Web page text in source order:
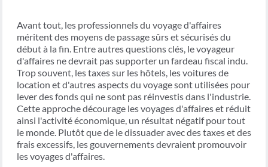
Avant tout, les professionnels du voyage d'affaires
méritent des moyens de passage sûrs et sécurisés du
début à la fin. Entre autres questions clés, le voyageur
d'affaires ne devrait pas supporter un fardeau fiscal indu.
Trop souvent, les taxes sur les hôtels, les voitures de
location et d'autres aspects du voyage sont utilisées pour
lever des fonds qui ne sont pas réinvestis dans l'industrie.
Cette approche décourage les voyages d'affaires et réduit
ainsi l'activité économique, un résultat négatif pour tout
le monde. Plutôt que de le dissuader avec des taxes et des
frais excessifs, les gouvernements devraient promouvoir
les voyages d'affaires.